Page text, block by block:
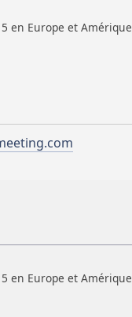
en Europe et
en Europe et